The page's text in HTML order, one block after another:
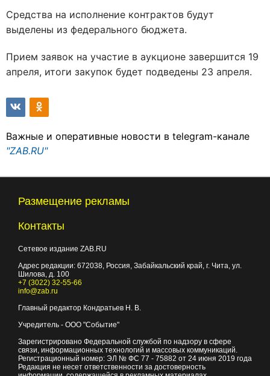
Средства на исполнение контрактов будут
выделены из федерального бюджета.
Прием заявок на участие в аукционе завершится 19
апреля, итоги закупок будет подведены 23 апреля.
Важные и оперативные новости в telegram-канале
"ZAB.RU"
Размещение рекламы
Контакты
Сетевое издание ZAB.RU
Адрес редакции: 672038, Россия, Забайкальский край, г. Чита, ул.
Шилова, д. 100
+7 (3022) 32-55-66
info@zab.ru
Главный редактор Кондратьев Н. В.
Учредитель - ООО "Событие"
Зарегистрировано Федеральной службой по надзору в сфере
связи, информационных технологий и массовых коммуникаций.
Регистрационный номер: ЭЛ № ФС 77 - 75882 от 24 июня 2019 года
Редакция не несет ответственности за достоверность